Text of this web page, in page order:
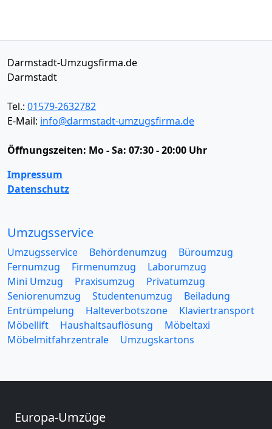
Darmstadt-Umzugsfirma.de
Darmstadt
Tel.: 01579-2632782
E-Mail: info@darmstadt-umzugsfirma.de
Öffnungszeiten: Mo - Sa: 07:30 - 20:00 Uhr
Impressum
Datenschutz
Umzugsservice
Umzugsservice Behördenumzug
Büroumzug
Fernumzug
Firmenumzug
Laborumzug
Mini Umzug
Praxisumzug
Privatumzug
Seniorenumzug
Studentenumzug
Beiladung
Entrümpelung
Halteverbotszone
Klaviertransport
Möbellift
Haushaltsauflösung
Möbeltaxi
Möbelmitfahrzentrale
Umzugskartons
Europa-Umzüge